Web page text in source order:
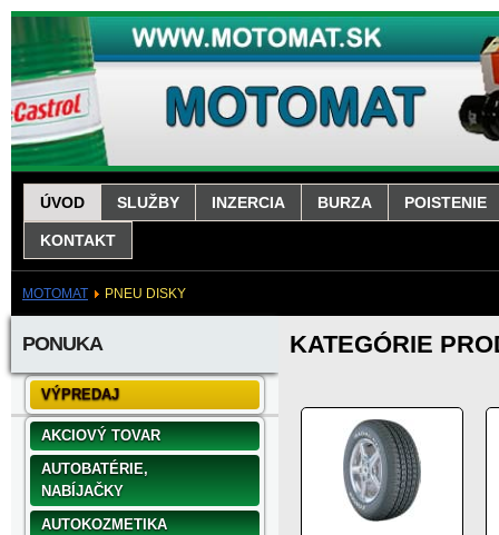
ÚVOD SLUŽBY INZERCIA BURZA POISTENIE
KONTAKT
MOTOMAT PNEU DISKY
PONUKA
VÝPREDAJ
AKCIOVÝ TOVAR
AUTOBATÉRIE,
NABÍJAČKY
AUTOKOZMETIKA
KATEGÓRIE